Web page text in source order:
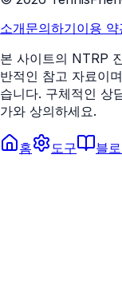
소개문의하기이용 약
본 사이트의 NTRP
반적인 참고 자료이
습니다. 구체적인 상
가와 상의하세요.
홈 도구 블